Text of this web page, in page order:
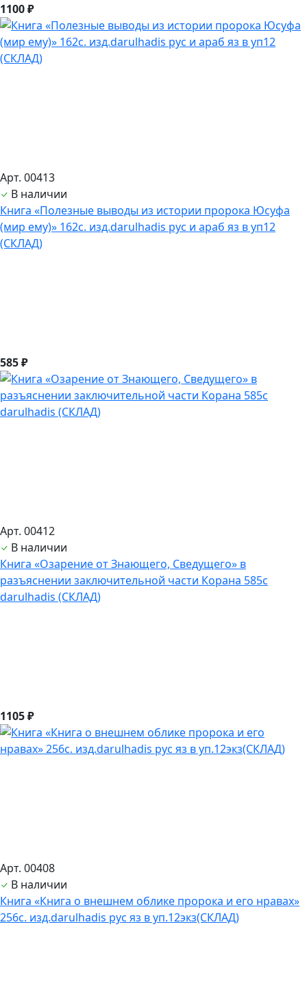
1100 ₽
Арт. 00413
В наличии
Книга «Полезные выводы из истории пророка Юсуфа
(мир ему)» 162с. изд.darulhadis рус и араб яз в уп12
(СКЛАД)
585 ₽
Арт. 00412
В наличии
Книга «Озарение от Знающего, Сведущего» в
разъяснении заключительной части Корана 585с
darulhadis (СКЛАД)
1105 ₽
Арт. 00408
В наличии
Книга «Книга о внешнем облике пророка и его нравах»
256с. изд.darulhadis рус яз в уп.12экз(СКЛАД)